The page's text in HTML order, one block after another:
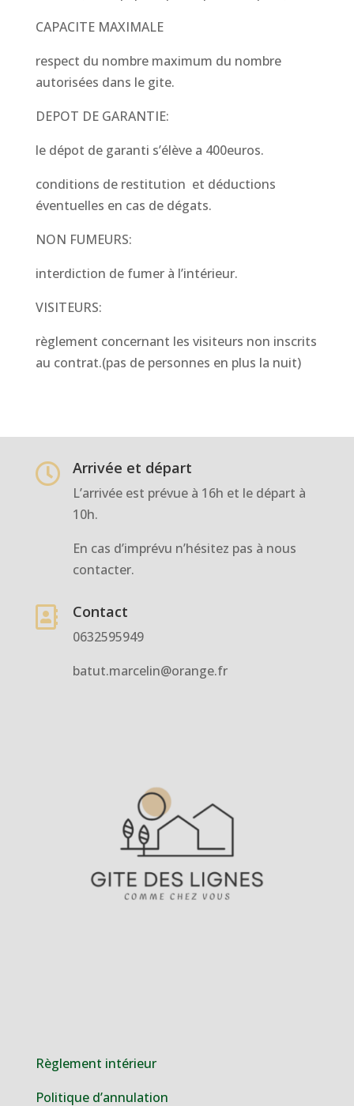
CAPACITE MAXIMALE
respect du nombre maximum du nombre
autorisées dans le gite.
DEPOT DE GARANTIE:
le dépot de garanti s’élève a 400euros.
conditions de restitution et déductions
éventuelles en cas de dégats.
NON FUMEURS:
interdiction de fumer à l’intérieur.
VISITEURS:
règlement concernant les visiteurs non inscrits
au contrat.(pas de personnes en plus la nuit)
 Arrivée et départ
L’arrivée est prévue à 16h et le départ à
10h.
En cas d’imprévu n’hésitez pas à nous
contacter.
 Contact
0632595949
batut.marcelin@orange.fr
Règlement intérieur
Politique d’annulation